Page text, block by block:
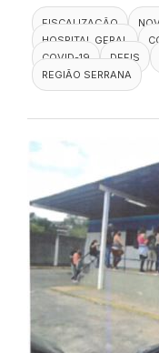
FISCALIZAÇÃO
HOSPITAL GERAL
COVID-19
DEFIS
REGIÃO SERRANA